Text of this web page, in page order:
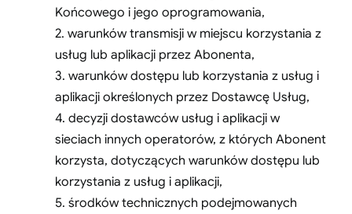
Końcowego i jego oprogramowania,
2. warunków transmisji w miejscu korzystania z
usług lub aplikacji przez Abonenta,
3. warunków dostępu lub korzystania z usług i
aplikacji określonych przez Dostawcę Usług,
4. decyzji dostawców usług i aplikacji w
sieciach innych operatorów, z których Abonent
korzysta, dotyczących warunków dostępu lub
korzystania z usług i aplikacji,
5. środków technicznych podejmowanych